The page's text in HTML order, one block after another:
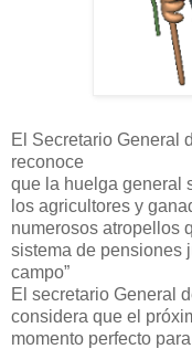
El Secretario General
reconoce
que la huelga general
los agricultores y
numerosos atropellos
sistema de pensiones
campo”
El secretario General
considera que el
momento perfecto